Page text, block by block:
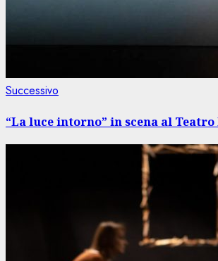
Successivo
“La luce intorno” in scena al Teatro